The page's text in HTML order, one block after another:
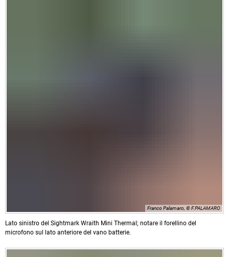
Franco Palamaro, © F.PALAMARO
Lato sinistro del Sightmark Wraith Mini Thermal; notare il forellino del
microfono sul lato anteriore del vano batterie.